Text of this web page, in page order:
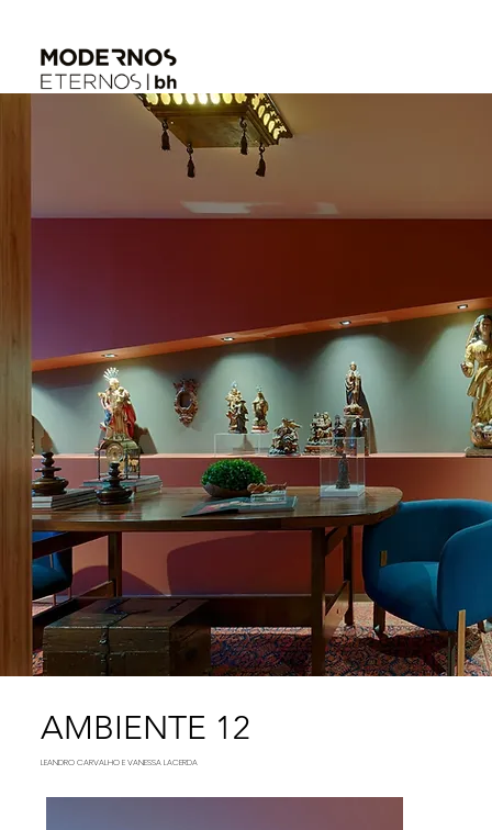
AMBIENTE 12
LEANDRO CARVALHO E VANESSA LACERDA